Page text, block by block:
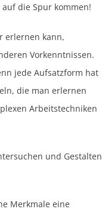
die Spur kommen!
erlernen kann,
Vorkenntnissen.
jede Aufsatzform hat
die man erlernen
Arbeitstechniken
und Gestalten
Merkmale eine